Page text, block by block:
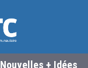
Nouvelles + Idées